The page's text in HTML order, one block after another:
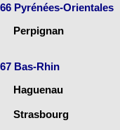
66 Pyrénées-Orientales
Perpignan
67 Bas-Rhin
Haguenau
Strasbourg